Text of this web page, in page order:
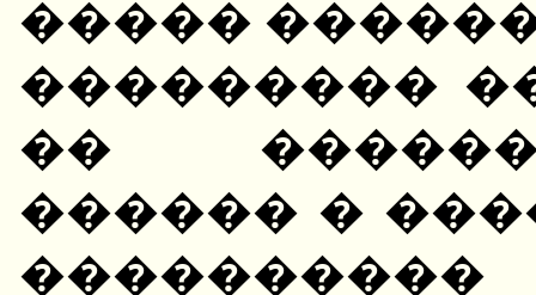
�����
���������
��
������ �